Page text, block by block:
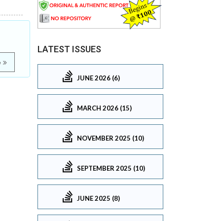
LATEST ISSUES
JUNE 2026 (6)
MARCH 2026 (15)
NOVEMBER 2025 (10)
SEPTEMBER 2025 (10)
JUNE 2025 (8)